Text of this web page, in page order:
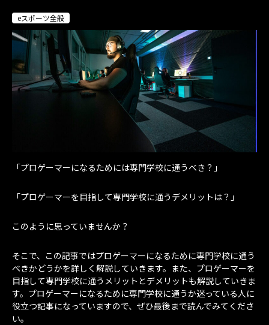
eスポーツ全般
「プロゲーマーになるためには専門学校に通うべき？」
「プロゲーマーを目指して専門学校に通うデメリットは？」
このように思っていませんか？
そこで、この記事ではプロゲーマーになるために専門学校に通う
べきかどうかを詳しく解説していきます。また、プロゲーマーを
目指して専門学校に通うメリットとデメリットも解説していきま
す。プロゲーマーになるために専門学校に通うか迷っている人に
役立つ記事になっていますので、ぜひ最後まで読んでみてくださ
い。